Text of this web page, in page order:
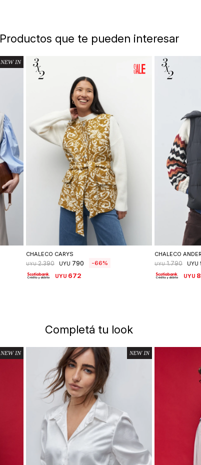
Productos que te pueden interesar
Seleccionar talle
CHALECO CARYS
UYU 2.390 UYU 790 66
UYU 672
CHALECO
UYU 1.790 UYU
UYU
Completá tu look